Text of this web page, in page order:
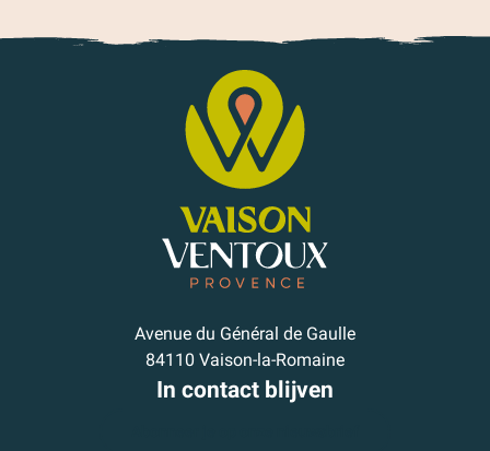
Avenue du Général de Gaulle
84110 Vaison-la-Romaine
In contact blijven